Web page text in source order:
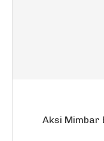
Aksi Mimbar